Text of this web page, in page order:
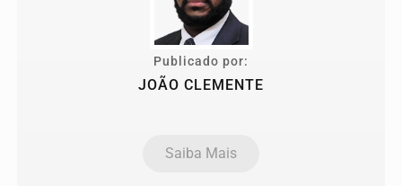
Publicado por:
JOÃO CLEMENTE
Saiba Mais